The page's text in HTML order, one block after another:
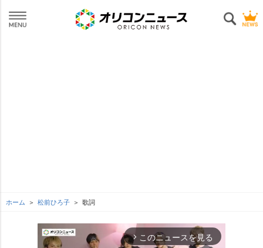
ホーム 松前ひろ子 歌詞
arrow_forward_ios このニュースを見る